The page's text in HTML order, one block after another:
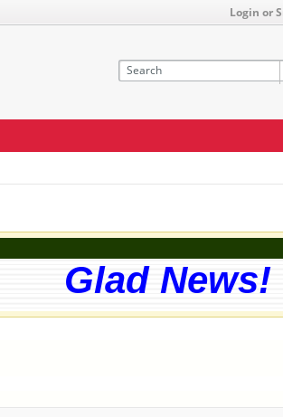
Login or
Glad